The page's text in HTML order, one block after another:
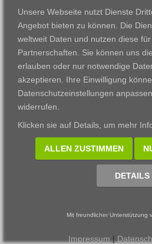
Kontakt
Download
Impressum
Datenschutzerklärung
Frankfurt am Main
Gießen
Kassel
Wiesbaden
© 2002 - 2026 Materna TMT
Unsere Webseite nutzt Dienste
Angebot bieten zu können. Die
weltweit Daten und nutzen diese
Partnerschaften. Sie können uns
erlauben oder nur notwendige
akzeptieren. Ihre Einwilligung
Datenschutzeinstellungen anpassen
widerrufen.
Klicken sie auf Details, um mehr
ALLEN ZUSTIMMEN
DETAILS
Mit freundlicher Unterstützung
Impressum |